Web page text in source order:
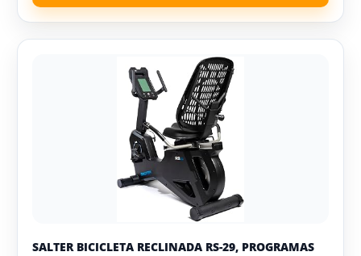
SALTER BICICLETA RECLINADA RS-29, PROGRAMAS